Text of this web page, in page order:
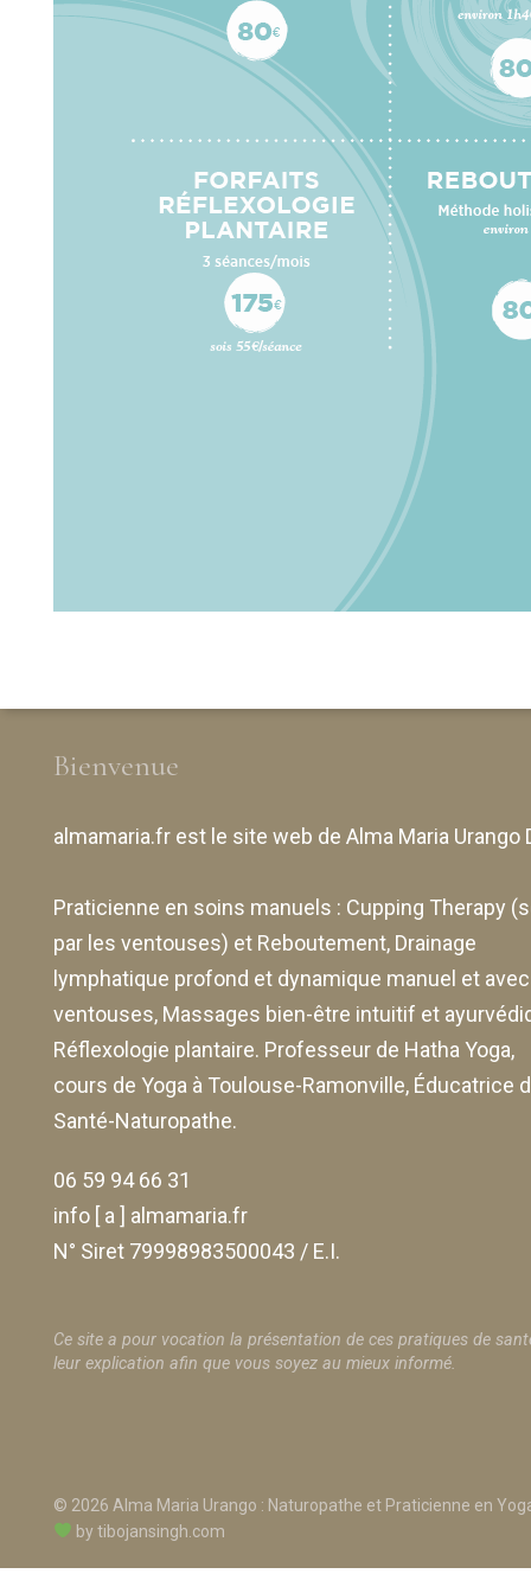
Holistique
Alma
Bienvenue
almamaria.fr est le site web de Alma Maria Urango
Praticienne en soins manuels : Cupping Therapy
par les ventouses) et Reboutement, Drainage
lymphatique profond et dynamique manuel et avec
ventouses, Massages bien-être intuitif et
Réflexologie plantaire. Professeur de Hatha Yoga,
cours de Yoga à Toulouse-Ramonville, Éducatrice
Santé-Naturopathe.
06 59 94 66 31
info [ a ] almamaria.fr
N° Siret 79998983500043 / E.I.
Ce site a pour vocation la présentation de ces pratiques de
leur explication afin que vous soyez au mieux informé.
© 2026 Alma Maria Urango : Naturopathe et Praticienne en
by tibojansingh.com